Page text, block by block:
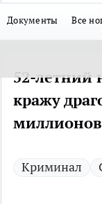
Документы Все
52-летний
кражу
Криминал